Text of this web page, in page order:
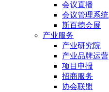
会议直播
会议管理系统
斯百德会展
产业服务
产业研究院
产业品牌运营
项目申报
招商服务
协会联盟